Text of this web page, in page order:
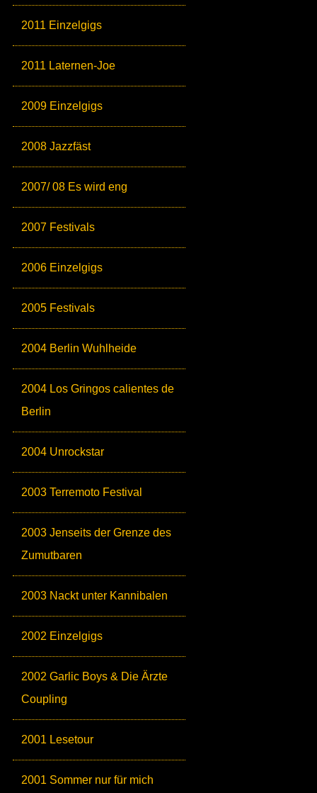
2011 Einzelgigs
2011 Laternen-Joe
2009 Einzelgigs
2008 Jazzfäst
2007/ 08 Es wird eng
2007 Festivals
2006 Einzelgigs
2005 Festivals
2004 Berlin Wuhlheide
2004 Los Gringos calientes de
Berlin
2004 Unrockstar
2003 Terremoto Festival
2003 Jenseits der Grenze des
Zumutbaren
2003 Nackt unter Kannibalen
2002 Einzelgigs
2002 Garlic Boys & Die Ärzte
Coupling
2001 Lesetour
2001 Sommer nur für mich